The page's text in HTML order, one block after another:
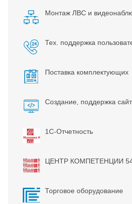
Монтаж ЛВС и
Тех. поддержка
Поставка комплектующих
Создание, поддержка
1С-Отчетность
ЦЕНТР КОМПЕТЕНЦИИ
Торговое оборудование